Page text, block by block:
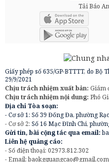
Tải Báo
Giấy phép số 635/GP-BTTTT, do
29/9/2021
Chịu trách nhiệm xuất bản: Giám
Chịu trách nhiệm nội dung: Phó
Địa chỉ Tòa soạn:
- Cơ sở 1: Số 39 Đống Đa, phường
- Cơ sở 2: Số 16 Mạc Đĩnh Chi,
Gửi tin, bài cộng tác qua email:
Liên hệ quảng cáo:
- Số điện thoại: 02973.812.302
- Email:baokgquangcao@gmail.com